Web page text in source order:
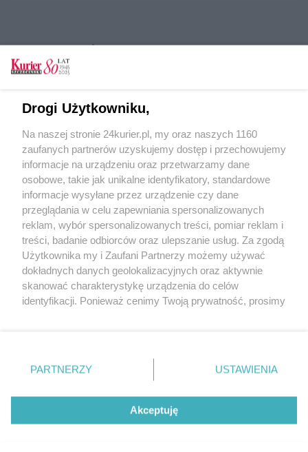
CZYTAJ TAKŻE
Ostatnie dni naboru. Ósmoklasisto, wybierz
Czekają licea, technika, branżówki
Ranking liceów i techników ze Szczecina. Lider
wciąż ten sam
POGODA
26℃
Zobacz prognozę na 3 dni
Copyright © 2022 Kurier Szczeciński sp. z o.o.
Wszelkie prawa zastrzeżone
Nota wydawnicza
Nota prawna
Polityka prywatności
Reklama
Drogi Użytkowniku,
Na naszej stronie 24kurier.pl, my oraz naszych 1160
zaufanych partnerów uzyskujemy dostęp i przechowujemy
informacje na urządzeniu oraz przetwarzamy dane
osobowe, takie jak unikalne identyfikatory, standardowe
informacje wysyłane przez urządzenie czy dane
przeglądania w celu zapewniania spersonalizowanych
reklam, wybór spersonalizowanych treści, pomiar reklam i
treści, badanie odbiorców oraz ulepszanie usług. Za zgodą
Użytkownika my i Zaufani Partnerzy możemy używać
dokładnych danych geolokalizacyjnych oraz aktywnie
skanować charakterystykę urządzenia do celów
identyfikacji. Ponieważ cenimy Twoją prywatność, prosimy
prywatności znajdujący się w lewym dolnym rogu strony
. Niektóre rodzaje przetwarzania danych nie wymagają
takiemu przetwarzaniu. Preferencje będą miały
zastosowania tylko na tej witrynie.
PARTNERZY USTAWIENIA
Akceptuję